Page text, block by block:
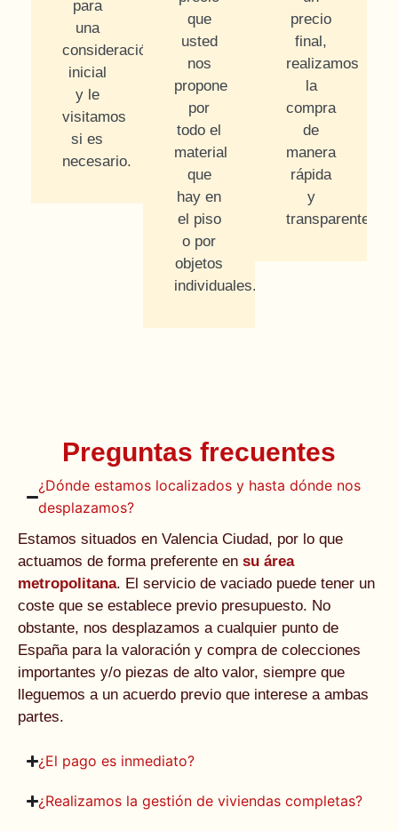
para
una
consideración
inicial
y le
visitamos
si es
necesario.
que
usted
nos
propone
por
todo el
material
que
hay en
el piso
o por
objetos
individuales.
precio
final,
realizamos
la
compra
de
manera
rápida
y
transparente.
Preguntas frecuentes
¿Dónde estamos localizados y hasta dónde nos
desplazamos?
Estamos situados en Valencia Ciudad, por lo que
actuamos de forma preferente en su área
metropolitana. El servicio de vaciado puede tener un
coste que se establece previo presupuesto. No
obstante, nos desplazamos a cualquier punto de
España para la valoración y compra de colecciones
importantes y/o piezas de alto valor, siempre que
lleguemos a un acuerdo previo que interese a ambas
partes.
¿El pago es inmediato?
¿Realizamos la gestión de viviendas completas?